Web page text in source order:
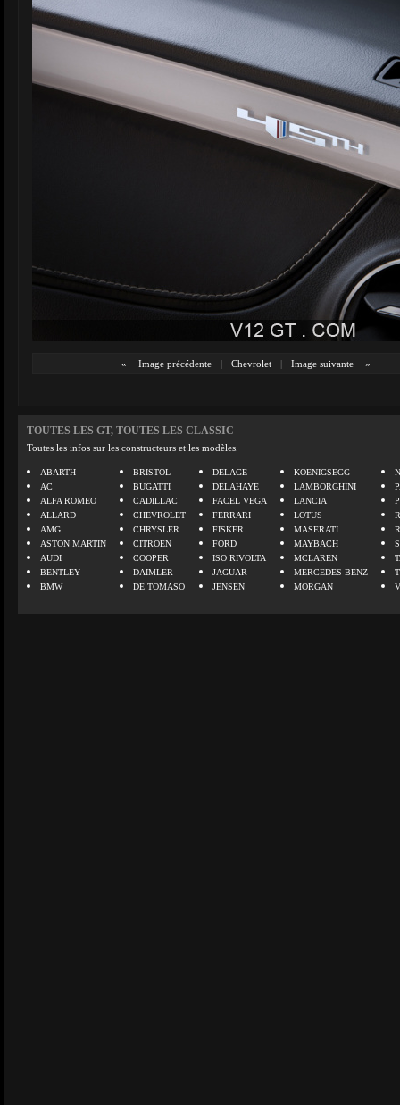
« Image précédente | Chevrolet | Image suivante »
TOUTES LES GT, TOUTES LES CLASSIC
Toutes les infos sur les constructeurs et les modèles.
ABARTH
AC
ALFA ROMEO
ALLARD
AMG
ASTON MARTIN
AUDI
BENTLEY
BMW
BRISTOL
BUGATTI
CADILLAC
CHEVROLET
CHRYSLER
CITROEN
COOPER
DAIMLER
DE TOMASO
DELAGE
DELAHAYE
FACEL VEGA
FERRARI
FISKER
FORD
ISO RIVOLTA
JAGUAR
JENSEN
KOENIGSEGG
LAMBORGHINI
LANCIA
LOTUS
MASERATI
MAYBACH
MCLAREN
MERCEDES BENZ
MORGAN